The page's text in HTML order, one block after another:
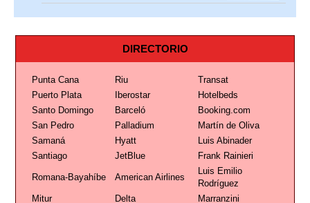
DIRECTORIO
Punta Cana Riu
Transat
Puerto Plata
Iberostar
Hotelbeds
Santo Domingo
Barceló
Booking.com
San Pedro
Palladium
Martín de Oliva
Samaná
Hyatt
Luis Abinader
Santiago
JetBlue Frank Rainieri
Romana-Bayahíbe American Airlines
Luis Emilio
Rodríguez
Mitur
Delta Marranzini